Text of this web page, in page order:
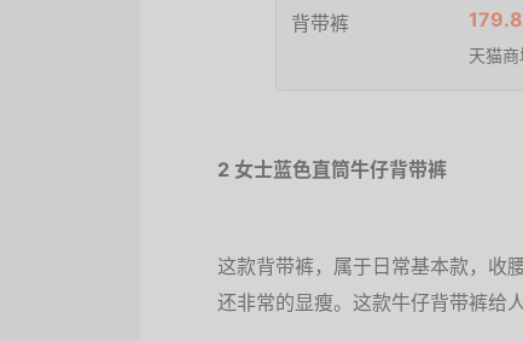
天猫商
2 女士蓝色直筒牛仔背带裤
这款背带裤，属于日常基本款，收
还非常的显瘦。这款牛仔背带裤给